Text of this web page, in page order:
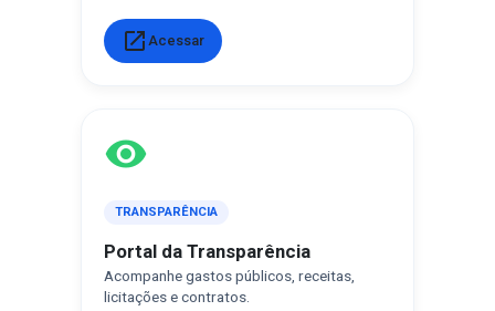
open_in_new Acessar
visibility
TRANSPARÊNCIA
Portal da Transparência
Acompanhe gastos públicos, receitas,
licitações e contratos.